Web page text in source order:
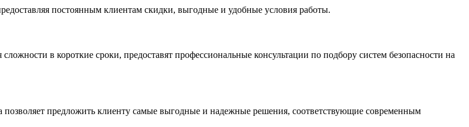
постоянным клиентам скидки, выгодные и удобные условия работы.
в короткие сроки, предоставят профессиональные консультации по подбору систем безопасности на
предложить клиенту самые выгодные и надежные решения, соответствующие современным